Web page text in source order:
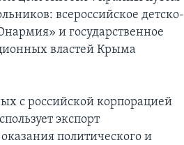
всероссийское детско-
и государственное
властей Крыма
с российской корпорацией
экспорт
политического и